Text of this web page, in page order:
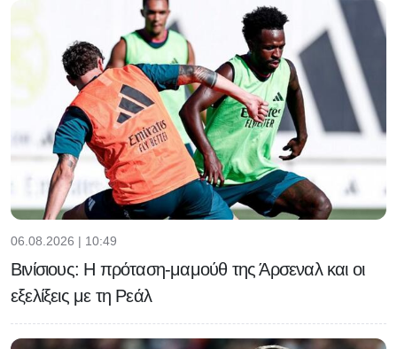
06.08.2026 | 10:49
Βινίσιους: Η πρόταση-μαμούθ της Άρσεναλ και οι
εξελίξεις με τη Ρεάλ